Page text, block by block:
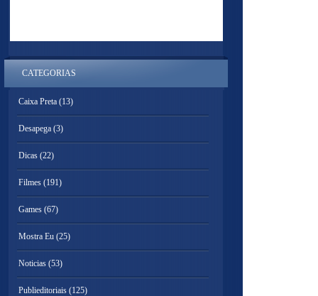
CATEGORIAS
Caixa Preta (13)
Desapega (3)
Dicas (22)
Filmes (191)
Games (67)
Mostra Eu (25)
Noticias (53)
Publieditoriais (125)